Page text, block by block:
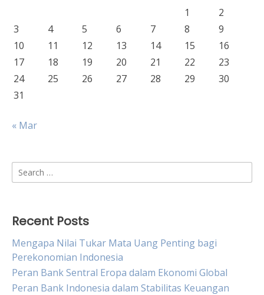
1
2
3
4 5 6 7 8
9
10
11 12 13 14 15
16
17
18 19 20 21 22
23
24
25 26 27 28 29
30
31
« Mar
Search
for:
Recent Posts
Mengapa Nilai Tukar Mata Uang Penting bagi
Perekonomian Indonesia
Peran Bank Sentral Eropa dalam Ekonomi Global
Peran Bank Indonesia dalam Stabilitas Keuangan